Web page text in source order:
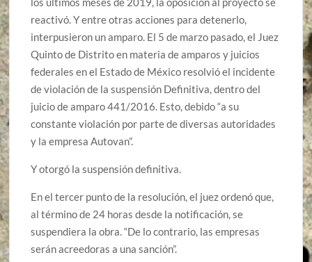
reactivó. Y entre otras acciones para detenerlo,
interpusieron un amparo. El 5 de marzo pasado, el Juez
Quinto de Distrito en materia de amparos y juicios
federales en el Estado de México resolvió el incidente
de violación de la suspensión Definitiva, dentro del
juicio de amparo 441/2016. Esto, debido “a su
constante violación por parte de diversas autoridades
y la empresa Autovan”.
Y otorgó la suspensión definitiva.
En el tercer punto de la resolución, el juez ordenó que,
al término de 24 horas desde la notificación, se
suspendiera la obra. “De lo contrario, las empresas
serán acreedoras a una sanción”.